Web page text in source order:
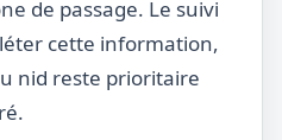
de passage. Le suivi
cette information,
nid reste prioritaire